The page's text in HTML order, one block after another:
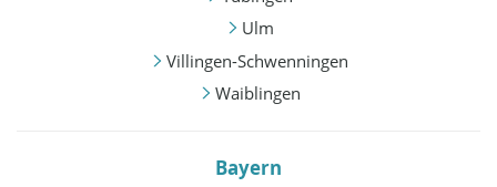
Ulm
Villingen-Schwenningen
Waiblingen
Bayern